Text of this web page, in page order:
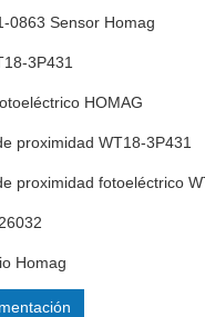
0863 Sensor Homag
3P431
HOMAG
proximidad WT18-3P431
proximidad fotoeléctrico
Homag